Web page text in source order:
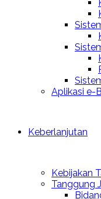
⁠Aplikasi e-
Keberlanjutan
Kebijakan
Tanggung